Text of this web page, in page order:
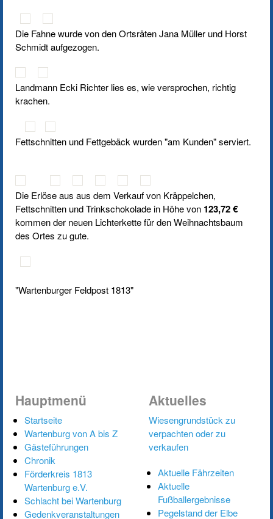
Die Fahne wurde von den Ortsräten Jana Müller und Horst
Schmidt aufgezogen.
Landmann Ecki Richter lies es, wie versprochen, richtig
krachen.
Fettschnitten und Fettgebäck wurden "am Kunden" serviert.
Die Erlöse aus aus dem Verkauf von Kräppelchen,
Fettschnitten und Trinkschokolade in Höhe von 123,72 €
kommen der neuen Lichterkette für den Weihnachtsbaum
des Ortes zu gute.
"Wartenburger Feldpost 1813"
Hauptmenü
Startseite
Wartenburg von A bis Z
Gästeführungen
Chronik
Förderkreis 1813
Wartenburg e.V.
Schlacht bei Wartenburg
Gedenkveranstaltungen
Aktuelles
Wiesengrundstück zu
verpachten oder zu
verkaufen
Aktuelle Fährzeiten
Aktuelle
Fußballergebnisse
Pegelstand der Elbe